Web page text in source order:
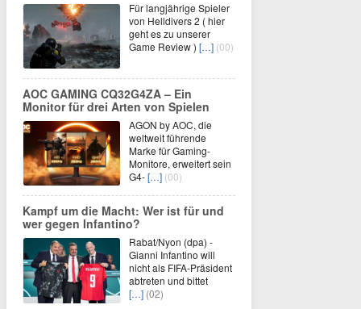
Für langjährige Spieler
von Helldivers 2 ( hier
geht es zu unserer
Game Review ) […] (00)
AOC GAMING CQ32G4ZA – Ein
Monitor für drei Arten von Spielen
AGON by AOC, die
weltweit führende
Marke für Gaming-
Monitore, erweitert sein
G4-[…] (00)
Kampf um die Macht: Wer ist für und
wer gegen Infantino?
Rabat/Nyon (dpa) -
Gianni Infantino will
nicht als FIFA-Präsident
abtreten und bittet
[…] (02)